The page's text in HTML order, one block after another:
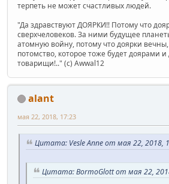
терпеть не может счастливых людей.
"Да здравствуют ДОЯРКИ!! Потому что
сверхчеловеков. За ними будущее
атомную войну, потому что доярки
потомство, которое тоже будет доярами
товарищи!.." (c) Awwal12
alant
мая 22, 2018, 17:23
Цитата: Vesle Anne от мая 22, 2018,
Цитата: BormoGlott от мая 22,